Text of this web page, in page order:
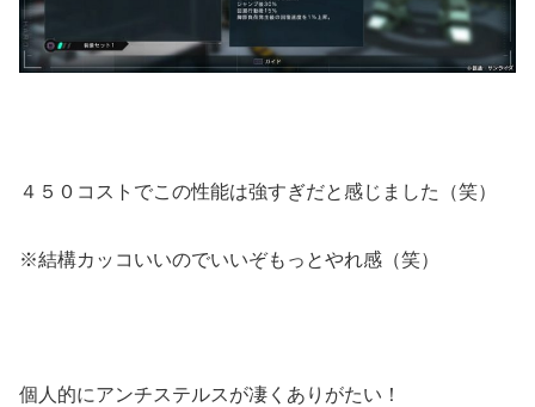
４５０コストでこの性能は強すぎだと感じました（笑）
※結構カッコいいのでいいぞもっとやれ感（笑）
個人的にアンチステルスが凄くありがたい！